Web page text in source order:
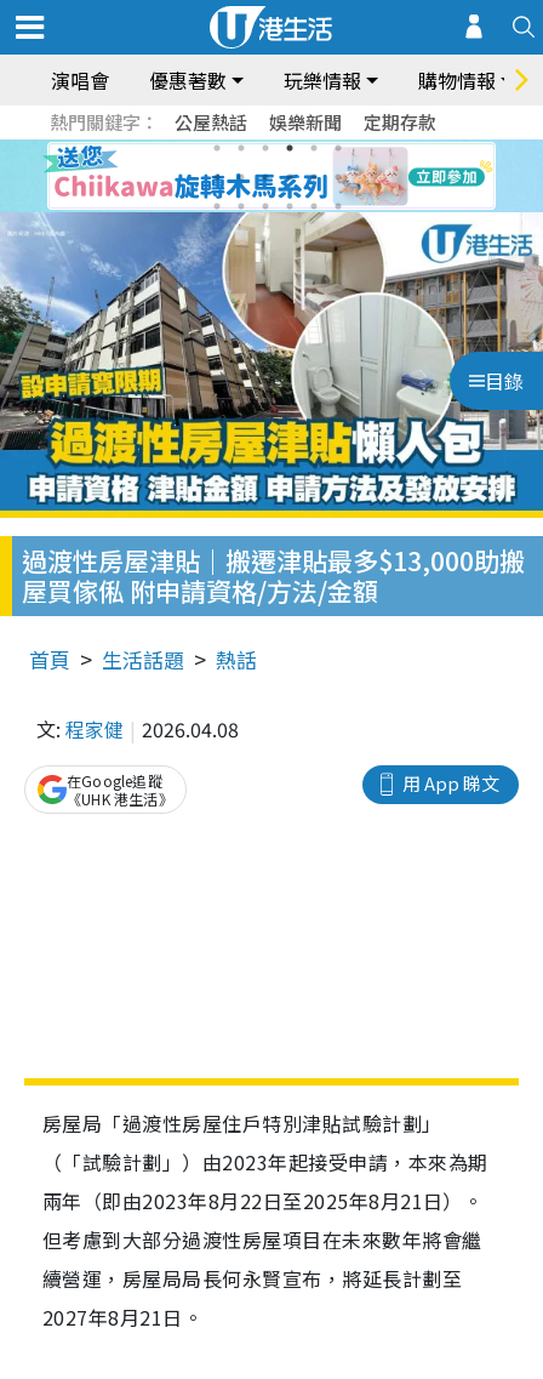
演唱會 優惠著數 玩樂情報 購物情報
熱門關鍵字： 公屋熱話 娛樂新聞 定期存款
目錄
過渡性房屋津貼｜搬遷津貼最多$13,000助搬
屋買傢俬 附申請資格/方法/金額
首頁 生活話題 熱話
文: 程家健 2026.04.08
用 App 睇文
在Google追蹤
《UHK 港生活》
房屋局「過渡性房屋住戶特別津貼試驗計劃」
（「試驗計劃」）由2023年起接受申請，本來為期
兩年（即由2023年8月22日至2025年8月21日）。
但考慮到大部分過渡性房屋項目在未來數年將會繼
續營運，房屋局局長何永賢宣布，將延長計劃至
2027年8月21日。